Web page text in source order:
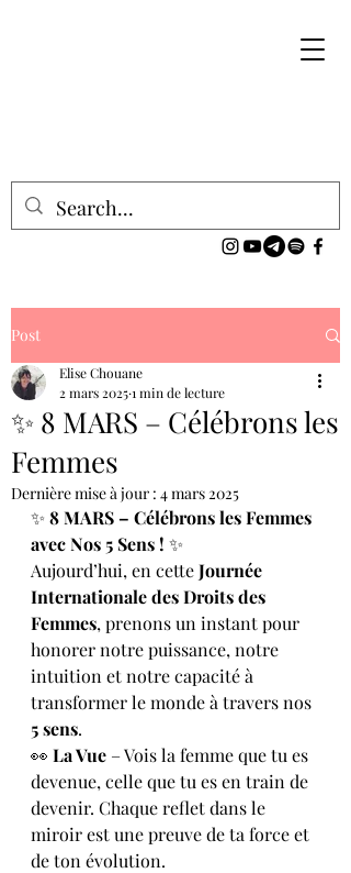
Post
✨ 8 MARS – Célébrons les
Femmes
Elise Chouane
2 mars 20251 min de lecture
Dernière mise à jour : 4 mars 2025
✨ 8 MARS – Célébrons les Femmes
avec Nos 5 Sens ! ✨
Aujourd’hui, en cette Journée
Internationale des Droits des
Femmes, prenons un instant pour
honorer notre puissance, notre
intuition et notre capacité à
transformer le monde à travers nos
5 sens.
👀 La Vue – Vois la femme que tu es
devenue, celle que tu es en train de
devenir. Chaque reflet dans le
miroir est une preuve de ta force et
de ton évolution.